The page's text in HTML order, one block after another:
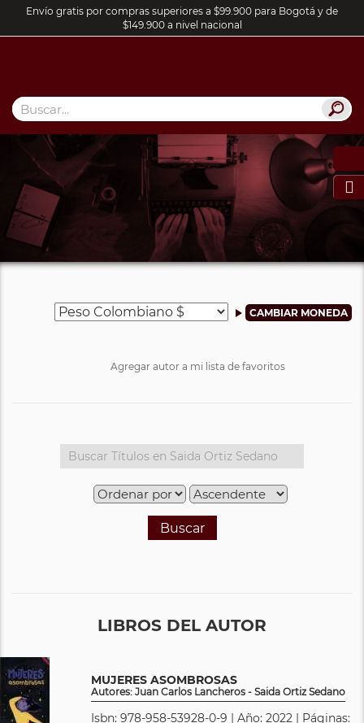
Envío gratis por compras superiores a $99.900 para Bogotá y de
$149.900 a nivel nacional

Agregar autor a mi lista de favoritos
Buscar
LIBROS DEL AUTOR
MUJERES ASOMBROSAS
Autores: Juan Carlos Lancheros - Saida Ortiz Sedano
Isbn: 978-958-53928-0-9 | Año: 2022 | Páginas: